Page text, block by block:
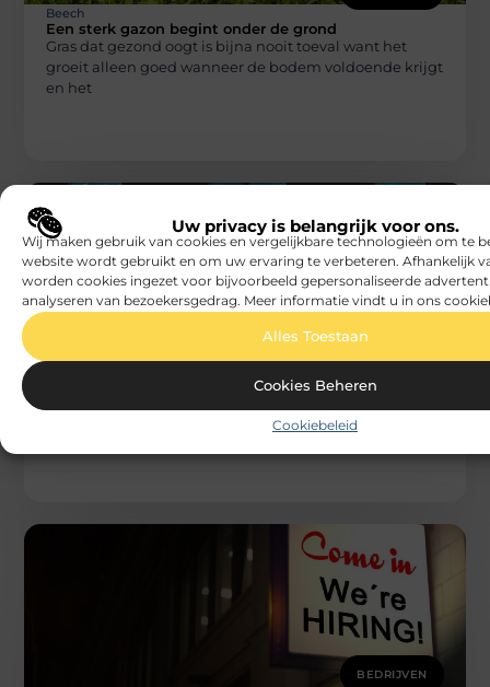
Uw privacy is belangrijk voor ons.
Wij maken gebruik van cookies en vergelijkbare technologieën om te
website wordt gebruikt en om uw ervaring te verbeteren. Afhankelijk
worden cookies ingezet voor bijvoorbeeld gepersonaliseerde
analyseren van bezoekersgedrag. Meer informatie vindt u in ons
Alles Toestaan
Cookies Beheren
Cookiebeleid
Beech
Een sterk gazon begint onder de grond
Gras dat gezond oogt is bijna nooit toeval want het
groeit alleen goed wanneer de bodem voldoende krijgt
en het
BEDRIJVEN
een goed voorraadbeheer, maar ook van een veilige en
BEDRIJVEN